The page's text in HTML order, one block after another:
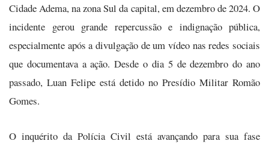
Cidade Adema, na zona Sul da capital, em dezembro de 2024. O
incidente gerou grande repercussão e indignação pública,
especialmente após a divulgação de um vídeo nas redes sociais
que documentava a ação. Desde o dia 5 de dezembro do ano
passado, Luan Felipe está detido no Presídio Militar Romão
Gomes.
O inquérito da Polícia Civil está avançando para sua fase